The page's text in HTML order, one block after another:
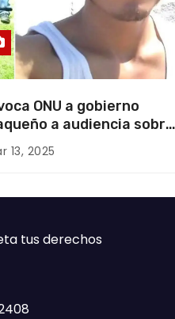
ONU a gobierno
a audiencia sobre
forzada en la
13, 2025
tus derechos